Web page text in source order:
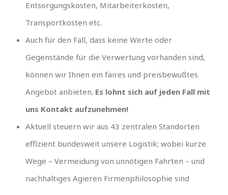
Entsorgungskosten, Mitarbeiterkosten,
Transportkosten etc.
Auch für den Fall, dass keine Werte oder
Gegenstände für die Verwertung vorhanden sind,
können wir Ihnen ein faires und preisbewußtes
Angebot anbieten. Es lohnt sich auf jeden Fall mit
uns Kontakt aufzunehmen!
Aktuell steuern wir aus 43 zentralen Standorten
effizient bundesweit unsere Logistik; wobei kurze
Wege – Vermeidung von unnötigen Fahrten – und
nachhaltiges Agieren Firmenphilosophie sind